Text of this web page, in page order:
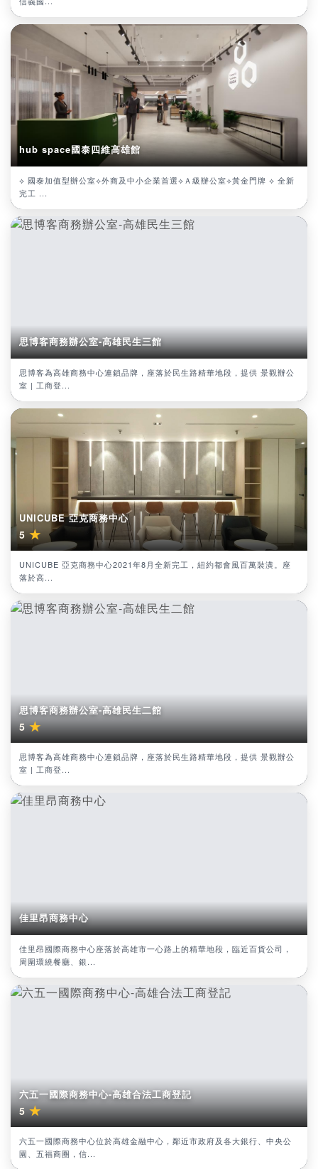
hub space國泰四維高雄館
⟡ 國泰加值型辦公室⟡外商及中小企業首選⟡Ａ級辦公室⟡黃金門牌 ⟡ 全新
完工 ...
思博客商務辦公室-高雄民生三館
思博客為高雄商務中心連鎖品牌，座落於民生路精華地段，提供 景觀辦公
室 | 工商登...
UNICUBE 亞克商務中心
5★
UNICUBE 亞克商務中心2021年8月全新完工，紐約都會風百萬裝潢。座
落於高...
思博客商務辦公室-高雄民生二館
5★
思博客為高雄商務中心連鎖品牌，座落於民生路精華地段，提供 景觀辦公
室 | 工商登...
佳里昂商務中心
佳里昂國際商務中心座落於高雄市一心路上的精華地段，臨近百貨公司，
周圍環繞餐廳、銀...
六五一國際商務中心-高雄合法工商登記
5★
六五一國際商務中心位於高雄金融中心，鄰近市政府及各大銀行、中央公
園、五福商圈，信...